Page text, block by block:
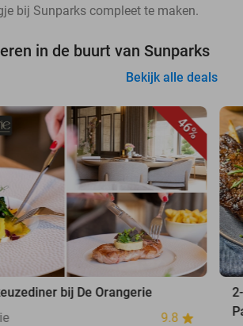
bij Sunparks compleet te maken.
in de buurt van Sunparks
Bekijk alle deals
46%
bij De Orangerie
9.8